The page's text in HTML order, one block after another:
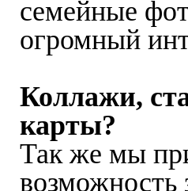
семейные
огромный
Коллажи,
карты?
Так же мы
возможность